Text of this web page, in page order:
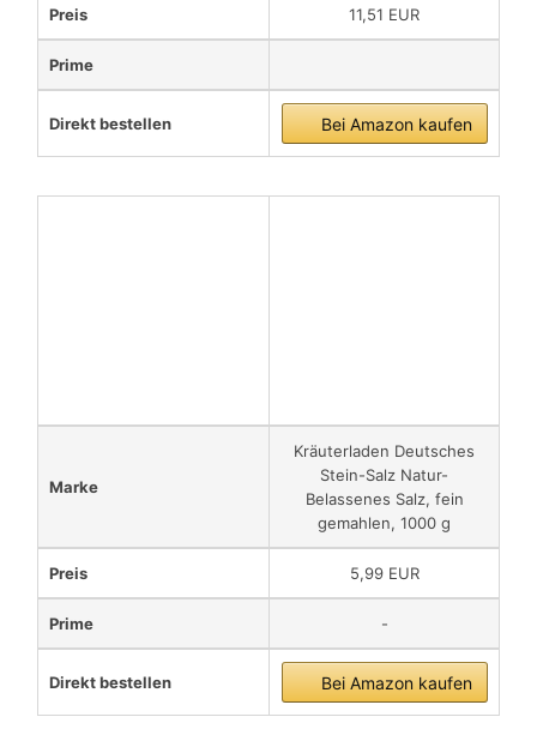
Preis 11,51 EUR
Prime
Direkt bestellen Bei Amazon kaufen
Marke
Kräuterladen Deutsches
Stein-Salz Natur-
Belassenes Salz, fein
gemahlen, 1000 g
Preis 5,99 EUR
Prime -
Direkt bestellen Bei Amazon kaufen